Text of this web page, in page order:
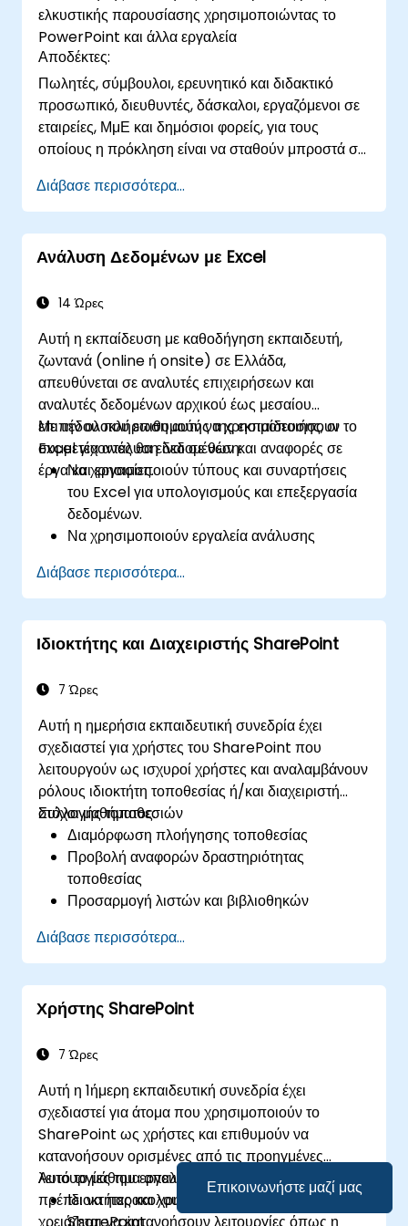
Επικοινωνήστε μαζί μας
σίγουρων παρουσιάσεων με δομημένες τεχνικές
δημόσιας ομιλίας.
ελκυστικής παρουσίασης χρησιμοποιώντας το
PowerPoint και άλλα εργαλεία
Αποδέκτες:
Πωλητές, σύμβουλοι, ερευνητικό και διδακτικό
προσωπικό, διευθυντές, δάσκαλοι, εργαζόμενοι σε
εταιρείες, ΜμΕ και δημόσιοι φορείς, για τους
οποίους η πρόκληση είναι να σταθούν μπροστά σε
ενδιαφέρον
Διάβασε περισσότερα...
Ανάλυση Δεδομένων με Excel
14 Ώρες
Αυτή η εκπαίδευση με καθοδήγηση εκπαιδευτή,
ζωντανά (online ή onsite) σε Ελλάδα,
απευθύνεται σε αναλυτές επιχειρήσεων και
αναλυτές δεδομένων αρχικού έως μεσαίου
επιπέδου που επιθυμούν να χρησιμοποιήσουν το
Excel για ανάλυση δεδομένων και αναφορές σε
έργα και εργασίες.
Με την ολοκλήρωση αυτής της εκπαίδευσης, οι
συμμετέχοντες θα είναι σε θέση:
Να χρησιμοποιούν τύπους και συναρτήσεις
του Excel για υπολογισμούς και επεξεργασία
δεδομένων.
Να χρησιμοποιούν εργαλεία ανάλυσης
What-If Analysis και Forecasting για
σύνοψη και οπτικοποίηση δεδομένων.
Να χρησιμοποιούν γραφήματα και
διαγράμματα του Excel για τη δημιουργία και
Να χρησιμοποιούν την επικύρωση δεδομένων
διασφάλιση της ποιότητας των δεδομένων και
την ανάδειξη πολύτιμων πληροφοριών.
Να χρησιμοποιούν τις δυνατότητες εισαγωγής
και εξαγωγής δεδομένων του Excel για
σύνδεση με εξωτερικές πηγές δεδομένων και
κοινή χρήση δεδομένων.
Διάβασε περισσότερα...
Ιδιοκτήτης και Διαχειριστής SharePoint
7 Ώρες
Αυτή η ημερήσια εκπαιδευτική συνεδρία έχει
σχεδιαστεί για χρήστες του SharePoint που
λειτουργούν ως ισχυροί χρήστες και αναλαμβάνουν
ρόλους ιδιοκτήτη τοποθεσίας ή/και διαχειριστή
συλλογής τοποθεσιών
Στόχοι μαθήματος:
Διαμόρφωση πλοήγησης τοποθεσίας
Προβολή αναφορών δραστηριότητας
τοποθεσίας
Προσαρμογή λιστών και βιβλιοθηκών
Περιεχομένου Τοποθεσίας
Ρύθμιση λειτουργιών Check-out/in,
Έγκρισης Περιεχομένου και Διαχείρισης
Εκδόσεων
σελίδων με τμήματα Web
Διάβασε περισσότερα...
Χρήστης SharePoint
7 Ώρες
Αυτή η 1ήμερη εκπαιδευτική συνεδρία έχει
σχεδιαστεί για άτομα που χρησιμοποιούν το
SharePoint ως χρήστες και επιθυμούν να
κατανοήσουν ορισμένες από τις προηγμένες
λειτουργίες του εργαλείου. Οι συμμετέχοντες θα
πρέπει να παρακολουθήσουν αυτό το μάθημα εάν
χρειάζεται να κατανοήσουν λειτουργίες όπως η
Αυτό το μάθημα απευθύνεται σε
Ιδιοκτήτες και χρήστες τοποθεσιών
SharePoint